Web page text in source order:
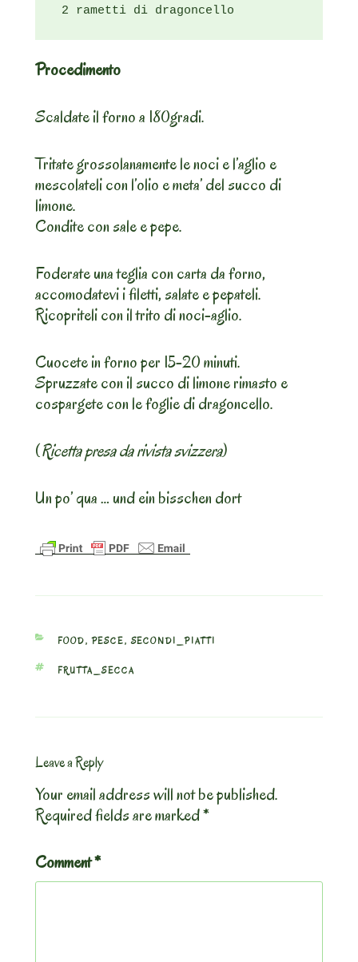
2 rametti di dragoncello
Procedimento
Scaldate il forno a 180gradi.
Tritate grossolanamente le noci e l’aglio e
mescolateli con l’olio e meta’ del succo di
limone.
Condite con sale e pepe.
Foderate una teglia con carta da forno,
accomodatevi i filetti, salate e pepateli.
Ricopriteli con il trito di noci-aglio.
Cuocete in forno per 15-20 minuti.
Spruzzate con il succo di limone rimasto e
cospargete con le foglie di dragoncello.
(Ricetta presa da rivista svizzera)
Un po’ qua … und ein bisschen dort
CATEGORIES
FOOD,PESCE,SECONDI_PIATTI
TAGS
FRUTTA_SECCA
Leave a Reply
Your email address will not be published.
Required fields are marked*
Comment*